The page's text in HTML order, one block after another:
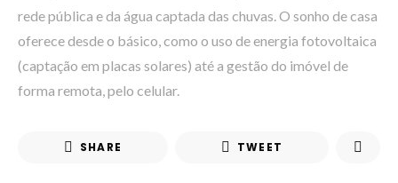
rede pública e da água captada das chuvas. O sonho de casa
oferece desde o básico, como o uso de energia fotovoltaica
(captação em placas solares) até a gestão do imóvel de
forma remota, pelo celular.
SHARE TWEET